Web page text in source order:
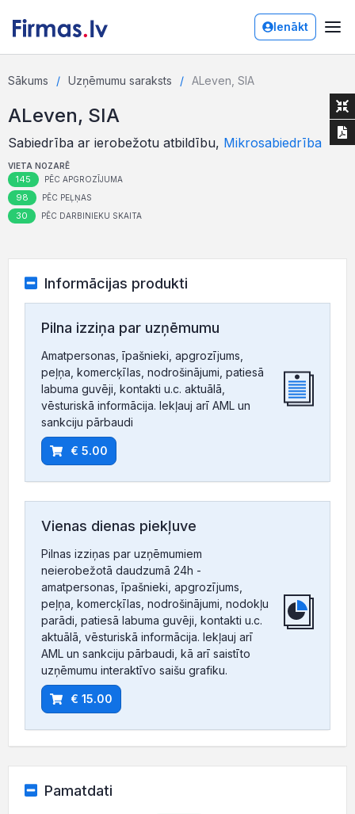
Ienākt
Sākums Uzņēmumu saraksts ALeven, SIA
ALeven, SIA
Sabiedrība ar ierobežotu atbildību, Mikrosabiedrība
VIETA NOZARĒ
145 PĒC APGROZĪJUMA
98 PĒC PEĻŅAS
30 PĒC DARBINIEKU SKAITA
Informācijas produkti
Pilna izziņa par uzņēmumu
Amatpersonas, īpašnieki, apgrozījums,
peļņa, komercķīlas, nodrošinājumi, patiesā
labuma guvēji, kontakti u.c. aktuālā,
vēsturiskā informācija. Iekļauj arī AML un
sankciju pārbaudi
€ 5.00
Vienas dienas piekļuve
Pilnas izziņas par uzņēmumiem
neierobežotā daudzumā 24h -
amatpersonas, īpašnieki, apgrozījums,
peļņa, komercķīlas, nodrošinājumi, nodokļu
parādi, patiesā labuma guvēji, kontakti u.c.
aktuālā, vēsturiskā informācija. Iekļauj arī
AML un sankciju pārbaudi, kā arī saistīto
uzņēmumu interaktīvo saišu grafiku.
€ 15.00
Pamatdati